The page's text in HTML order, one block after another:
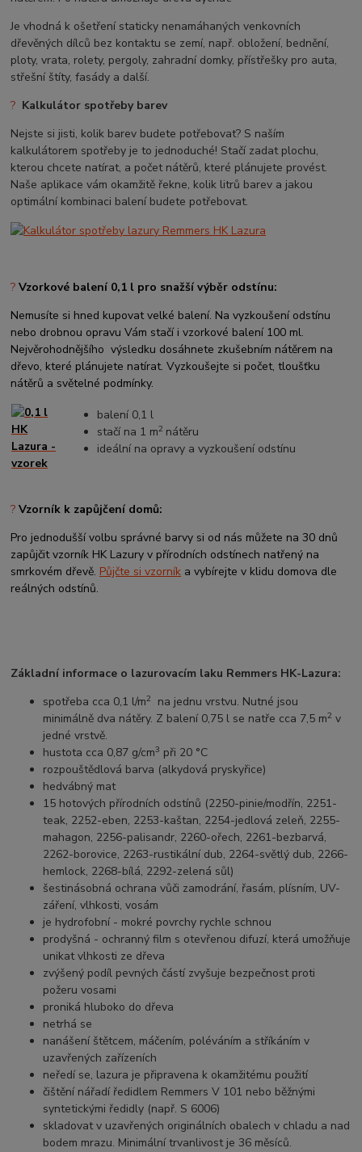
Je vhodná k ošetření staticky nenamáhaných venkovních
dřevěných dílců bez kontaktu se zemí, např. obložení, bednění,
ploty, vrata, rolety, pergoly, zahradní domky, přístřešky pro auta,
střešní štíty, fasády a další.
? Kalkulátor spotřeby barev
Nejste si jisti, kolik barev budete potřebovat? S naším
kalkulátorem spotřeby je to jednoduché! Stačí zadat plochu,
kterou chcete natírat, a počet nátěrů, které plánujete provést.
Naše aplikace vám okamžitě řekne, kolik litrů barev a jakou
optimální kombinaci balení budete potřebovat.
?Vzorkové balení 0,1 l pro snažší výběr odstínu:
Nemusíte si hned kupovat velké balení. Na vyzkoušení odstínu
nebo drobnou opravu Vám stačí i vzorkové balení 100 ml.
Nejvěrohodnějšího výsledku dosáhnete zkušebním nátěrem na
dřevo, které plánujete natírat. Vyzkoušejte si počet, tloušťku
nátěrů a světelné podmínky.
balení 0,1 l
stačí na 1 m2 nátěru
ideální na opravy a vyzkoušení odstínu
?Vzorník k zapůjčení domů:
Pro jednodušší volbu správné barvy si od nás můžete na 30 dnů
zapůjčit vzorník HK Lazury v přírodních odstínech natřený na
smrkovém dřevě. Půjčte si vzorník a vybírejte v klidu domova dle
reálných odstínů.
Základní informace o lazurovacím laku Remmers HK-Lazura:
spotřeba cca 0,1 l/m2
na jednu vrstvu. Nutné jsou
minimálně dva nátěry. Z balení 0,75 l se natře cca 7,5 m2 v
jedné vrstvě.
hustota cca 0,87 g/cm3 při 20 °C
rozpouštědlová barva (alkydová pryskyřice)
hedvábný mat
15 hotových přírodních odstínů (2250-pinie/modřín, 2251-
teak, 2252-eben, 2253-kaštan, 2254-jedlová zeleň, 2255-
mahagon, 2256-palisandr, 2260-ořech, 2261-bezbarvá,
2262-borovice, 2263-rustikální dub, 2264-světlý dub, 2266-
hemlock, 2268-bílá, 2292-zelená sůl)
šestinásobná ochrana vůči zamodrání, řasám, plísním, UV-
záření, vlhkosti, vosám
je hydrofobní - mokré povrchy rychle schnou
prodyšná - ochranný film s otevřenou difuzí, která umožňuje
unikat vlhkosti ze dřeva
zvýšený podíl pevných částí zvyšuje bezpečnost proti
požeru vosami
proniká hluboko do dřeva
netrhá se
nanášení štětcem, máčením, poléváním a stříkáním v
uzavřených zařízeních
neředí se, lazura je připravena k okamžitému použití
čištění nářadí ředidlem Remmers V 101 nebo běžnými
syntetickými ředidly (např. S 6006)
skladovat v uzavřených originálních obalech v chladu a nad
bodem mrazu. Minimální trvanlivost je 36 měsíců.